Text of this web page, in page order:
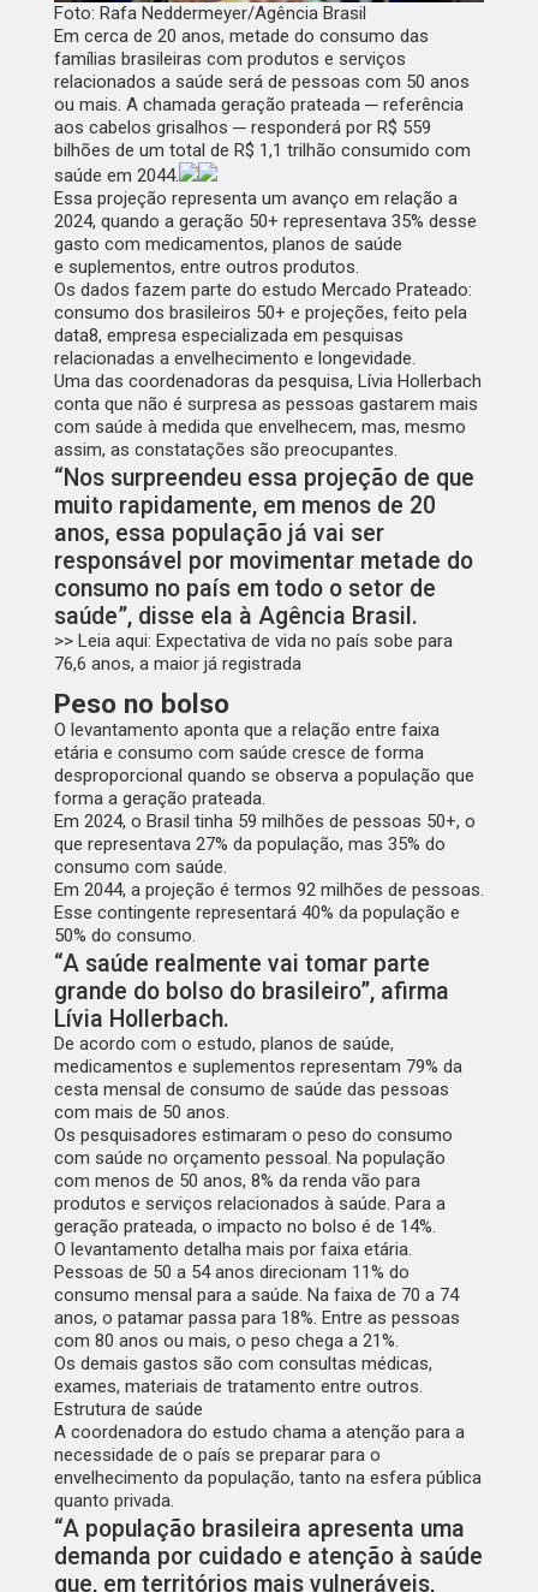
Foto: Rafa Neddermeyer/Agência Brasil
Em cerca de 20 anos, metade do consumo das
famílias brasileiras com produtos e serviços
relacionados a saúde será de pessoas com 50 anos
ou mais. A chamada geração prateada ─ referência
aos cabelos grisalhos ─ responderá por R$ 559
bilhões de um total de R$ 1,1 trilhão consumido com
saúde em 2044.
Essa projeção representa um avanço em relação a
2024, quando a geração 50+ representava 35% desse
gasto com medicamentos, planos de saúde
e suplementos, entre outros produtos.
Os dados fazem parte do estudo Mercado Prateado:
consumo dos brasileiros 50+ e projeções, feito pela
data8, empresa especializada em pesquisas
relacionadas a envelhecimento e longevidade.
Uma das coordenadoras da pesquisa, Lívia Hollerbach
conta que não é surpresa as pessoas gastarem mais
com saúde à medida que envelhecem, mas, mesmo
assim, as constatações são preocupantes.
“Nos surpreendeu essa projeção de que
muito rapidamente, em menos de 20
anos, essa população já vai ser
responsável por movimentar metade do
consumo no país em todo o setor de
saúde”, disse ela à Agência Brasil .
>> Leia aqui: Expectativa de vida no país sobe para
76,6 anos, a maior já registrada
Peso no bolso
O levantamento aponta que a relação entre faixa
etária e consumo com saúde cresce de forma
desproporcional quando se observa a população que
forma a geração prateada.
Em 2024, o Brasil tinha 59 milhões de pessoas 50+, o
que representava 27% da população, mas 35% do
consumo com saúde.
Em 2044, a projeção é termos 92 milhões de pessoas.
Esse contingente representará 40% da população e
50% do consumo.
“A saúde realmente vai tomar parte
grande do bolso do brasileiro”, afirma
Lívia Hollerbach.
De acordo com o estudo, planos de saúde,
medicamentos e suplementos representam 79% da
cesta mensal de consumo de saúde das pessoas
com mais de 50 anos.
Os pesquisadores estimaram o peso do consumo
com saúde no orçamento pessoal. Na população
com menos de 50 anos, 8% da renda vão para
produtos e serviços relacionados à saúde. Para a
geração prateada, o impacto no bolso é de 14%.
O levantamento detalha mais por faixa etária.
Pessoas de 50 a 54 anos direcionam 11% do
consumo mensal para a saúde. Na faixa de 70 a 74
anos, o patamar passa para 18%. Entre as pessoas
com 80 anos ou mais, o peso chega a 21%.
Os demais gastos são com consultas médicas,
exames, materiais de tratamento entre outros.
Estrutura de saúde
A coordenadora do estudo chama a atenção para a
necessidade de o país se preparar para o
envelhecimento da população, tanto na esfera pública
quanto privada.
“A população brasileira apresenta uma
demanda por cuidado e atenção à saúde
que, em territórios mais vulneráveis,